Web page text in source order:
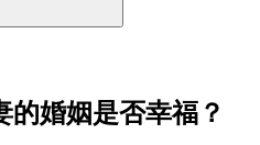
的婚姻是否幸福？